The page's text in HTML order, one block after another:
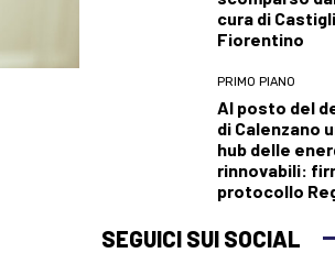
cura di
Fiorentino
PRIMO PIANO
Al posto del
di Calenzano
hub delle
rinnovabili:
protocollo
SEGUICI SUI SOCIAL